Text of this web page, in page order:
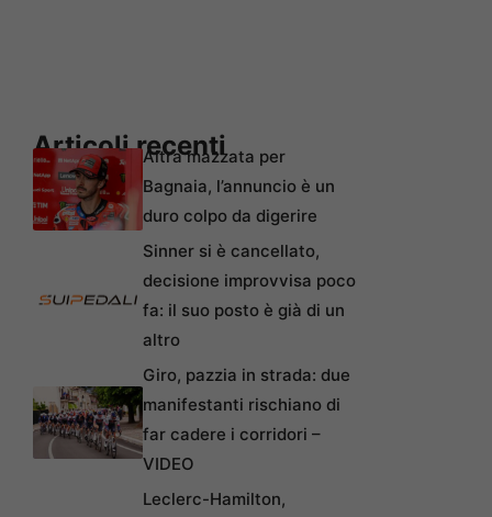
Articoli recenti
Altra mazzata per
Bagnaia, l’annuncio è un
duro colpo da digerire
Sinner si è cancellato,
decisione improvvisa poco
fa: il suo posto è già di un
altro
Giro, pazzia in strada: due
manifestanti rischiano di
far cadere i corridori –
VIDEO
Leclerc-Hamilton,